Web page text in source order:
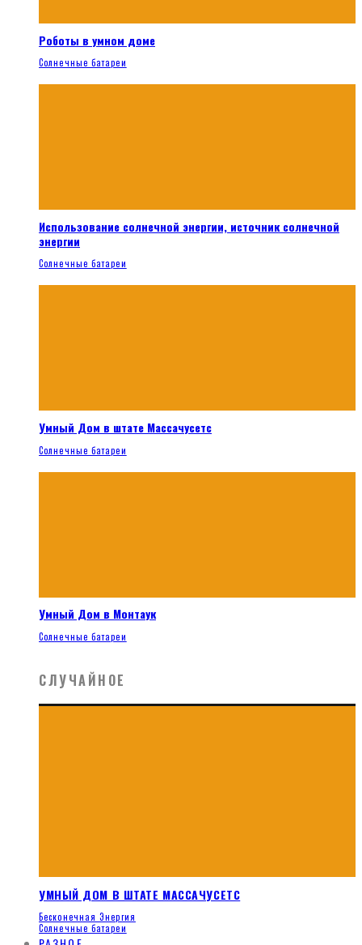
Роботы в умном доме
Солнечные батареи
Использование солнечной энергии, источник солнечной
энергии
Солнечные батареи
Умный Дом в штате Массачусетс
Солнечные батареи
Умный Дом в Монтаук
Солнечные батареи
СЛУЧАЙНОЕ
УМНЫЙ ДОМ В ШТАТЕ МАССАЧУСЕТС
Бесконечная Энергия
Солнечные батареи